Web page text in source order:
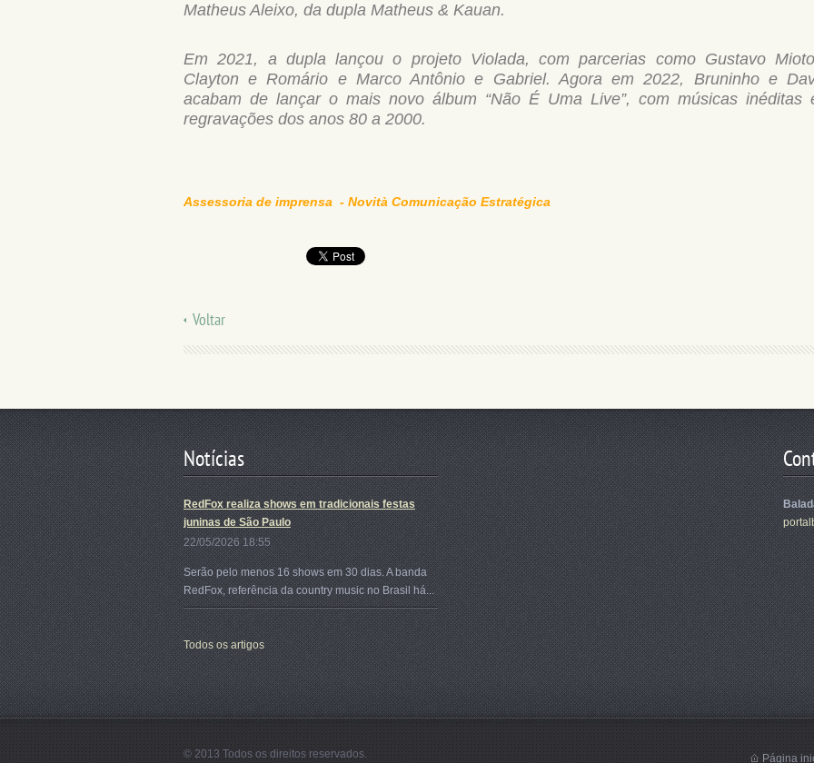
Matheus Aleixo, da dupla Matheus & Kauan.
Em 2021, a dupla lançou o projeto Violada, com parcerias como Gustavo
Clayton e Romário e Marco Antônio e Gabriel. Agora em 2022, Bruninho e
acabam de lançar o mais novo álbum “Não É Uma Live”, com músicas inéditas
regravações dos anos 80 a 2000.
Assessoria de imprensa - Novità Comunicação Estratégica
Voltar
Notícias
RedFox realiza shows em tradicionais festas
juninas de São Paulo
22/05/2026 18:55
Serão pelo menos 16 shows em 30 dias. A banda
RedFox, referência da country music no Brasil há...
Todos os artigos
© 2013 Todos os direitos reservados. Página